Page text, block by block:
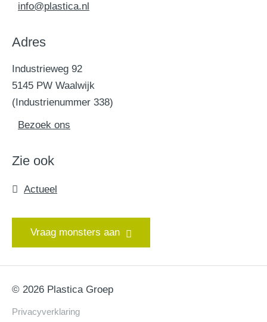
info@plastica.nl
Adres
Industrieweg 92
5145 PW Waalwijk
(Industrienummer 338)
Bezoek ons
Zie ook
Actueel
Vraag monsters aan
© 2026 Plastica Groep
Privacyverklaring